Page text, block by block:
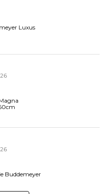
Luxus
Buddemeyer